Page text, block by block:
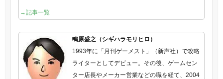
→記事一覧
鴫原盛之（シギハラモリヒロ）
1993年に「月刊ゲーメスト」（新声社）で攻略
ライターとしてデビュー。その後、ゲームセン
ター店長やメーカー営業などの職を経て、2004